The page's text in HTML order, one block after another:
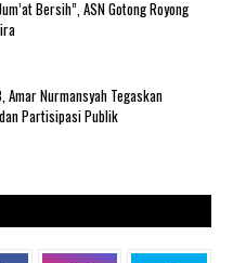
Bersih”, ASN Gotong Royong
Amar Nurmansyah Tegaskan
Partisipasi Publik